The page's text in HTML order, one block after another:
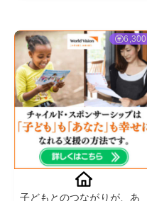
6,300
子どもとのつながりが、あ